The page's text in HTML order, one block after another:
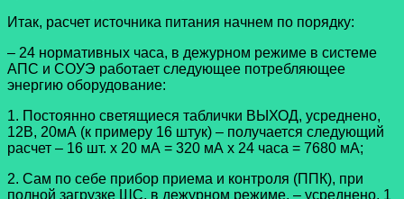
Итак, расчет источника питания начнем по порядку:
– 24 нормативных часа, в дежурном режиме в системе
АПС и СОУЭ работает следующее потребляющее
энергию оборудование:
1. Постоянно светящиеся таблички ВЫХОД, усреднено,
12В, 20мА (к примеру 16 штук) – получается следующий
расчет – 16 шт. х 20 мА = 320 мА х 24 часа = 7680 мА;
2. Сам по себе прибор приема и контроля (ППК), при
полной загрузке ШС, в дежурном режиме, – усреднено, 1